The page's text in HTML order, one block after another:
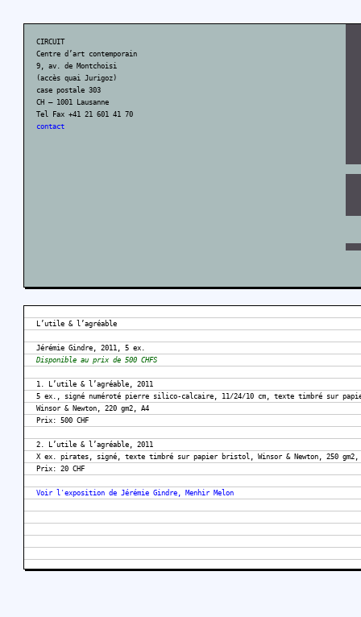
CIRCUIT
Centre d’art contemporain
9, av. de Montchoisi
(accès quai Jurigoz)
case postale 303
CH – 1001 Lausanne
Tel Fax +41 21 601 41 70
contact
L’utile & l’agréable
Jérémie Gindre, 2011, 5 ex.
Disponible au prix de 500 CHFS
1. L’utile & l’agréable, 2011
5 ex., signé numéroté pierre silico-calcaire, 11/24/10 cm, texte timbré sur
Winsor & Newton, 220 gm2, A4
Prix: 500 CHF
2. L’utile & l’agréable, 2011
X ex. pirates, signé, texte timbré sur papier bristol, Winsor & Newton, 250 gm2,
Prix: 20 CHF
Voir l'exposition de Jérémie Gindre, Menhir Melon